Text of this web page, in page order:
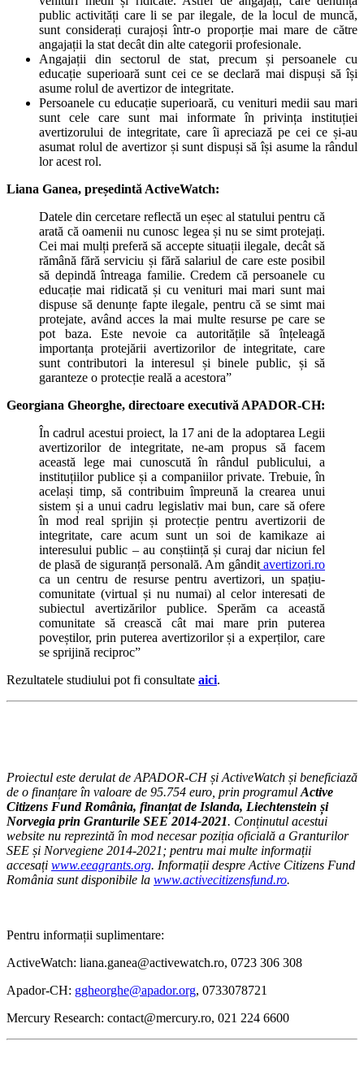
public activități care li se par ilegale, de la locul de muncă,
sunt considerați curajoși într-o proporție mai mare de către
angajații la stat decât din alte categorii profesionale.
Angajații din sectorul de stat, precum și persoanele cu
educație superioară sunt cei ce se declară mai dispuși să își
asume rolul de avertizor de integritate.
Persoanele cu educație superioară, cu venituri medii sau mari
sunt cele care sunt mai informate în privința instituției
avertizorului de integritate, care îi apreciază pe cei ce și-au
asumat rolul de avertizor și sunt dispuși să își asume la rândul
lor acest rol.
Liana Ganea, președintă ActiveWatch:
Datele din cercetare reflectă un eșec al statului pentru că
arată că oamenii nu cunosc legea și nu se simt protejați.
Cei mai mulți preferă să accepte situații ilegale, decât să
rămână fără serviciu și fără salariul de care este posibil
să depindă întreaga familie. Credem că persoanele cu
educație mai ridicată și cu venituri mai mari sunt mai
dispuse să denunțe fapte ilegale, pentru că se simt mai
protejate, având acces la mai multe resurse pe care se
pot baza. Este nevoie ca autoritățile să înțeleagă
importanța protejării avertizorilor de integritate, care
sunt contributori la interesul și binele public, și să
garanteze o protecție reală a acestora”
Georgiana Gheorghe, directoare executivă APADOR-CH:
În cadrul acestui proiect, la 17 ani de la adoptarea Legii
avertizorilor de integritate, ne-am propus să facem
această lege mai cunoscută în rândul publicului, a
instituțiilor publice și a companiilor private. Trebuie, în
același timp, să contribuim împreună la crearea unui
sistem și a unui cadru legislativ mai bun, care să ofere
în mod real sprijin și protecție pentru avertizorii de
integritate, care acum sunt un soi de kamikaze ai
interesului public – au conștiință și curaj dar niciun fel
de plasă de siguranță personală. Am gânditavertizori.ro
ca un centru de resurse pentru avertizori, un spațiu-
comunitate (virtual și nu numai) al celor interesati de
subiectul avertizărilor publice. Sperăm ca această
comunitate să crească cât mai mare prin puterea
poveștilor, prin puterea avertizorilor și a experților, care
se sprijină reciproc”
Rezultatele studiului pot fi consultate aici.
Proiectul este derulat de APADOR-CH și ActiveWatch și beneficiază
de o finanțare în valoare de 95.754 euro, prin programul Active
Citizens Fund România, finanțat de Islanda, Liechtenstein și
Norvegia prin Granturile SEE 2014-2021. Conținutul acestui
website nu reprezintă în mod necesar poziția oficială a Granturilor
SEE și Norvegiene 2014-2021; pentru mai multe informații
accesați www.eeagrants.org. Informații despre Active Citizens Fund
România sunt disponibile la www.activecitizensfund.ro.
Pentru informații suplimentare:
ActiveWatch: liana.ganea@activewatch.ro, 0723 306 308
Apador-CH: ggheorghe@apador.org, 0733078721
Mercury Research: contact@mercury.ro, 021 224 6600